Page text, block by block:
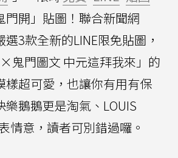
門開」貼圖！聯合新聞網
選3款全新的LINE限免貼圖，
×鬼門圖文 中元這拜我來」的
樣超可愛，也讓你有用有保
樂鵝鵝更是淘氣、LOUIS
情意，讀者可別錯過囉。